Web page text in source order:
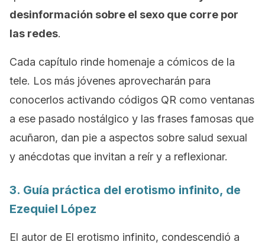
desinformación sobre el sexo que corre por
las redes.
Cada capítulo rinde homenaje a cómicos de la
tele. Los más jóvenes aprovecharán para
conocerlos activando códigos QR como ventanas
a ese pasado nostálgico y las frases famosas que
acuñaron, dan pie a aspectos sobre salud sexual
y anécdotas que invitan a reír y a reflexionar.
3. Guía práctica del erotismo infinito, de
Ezequiel López
El autor de El erotismo infinito, condescendió a